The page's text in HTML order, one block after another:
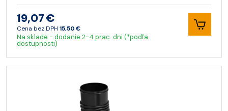
19,07 €
Cena bez DPH 15,50 €
Na sklade - dodanie 2-4 prac. dni (*podľa
dostupnosti)